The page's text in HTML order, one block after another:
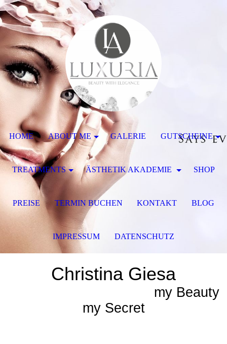
Christina Giesa
my Beauty
my Secret
HOME ABOUT ME GALERIE GUTSCHEINE
TREATMENTS ÄSTHETIK AKADEMIE SHOP
PREISE TERMIN BUCHEN KONTAKT BLOG
IMPRESSUM DATENSCHUTZ